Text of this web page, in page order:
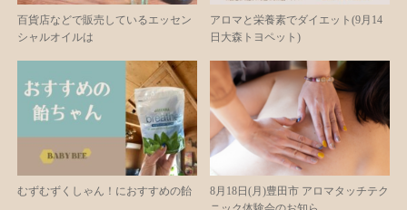
百貨店などで販売しているエッセン
シャルオイルは
アロマと栄養素でダイエット(9月14
日大森トヨペット)
むずむずくしゃん！におすすめの飴
8月18日(月)豊田市 アロマタッチテク